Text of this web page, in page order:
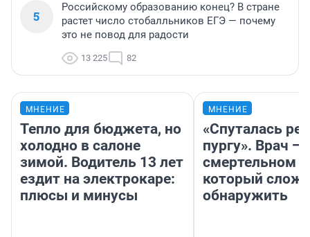
5
Российскому образованию конец? В стране
растет число стобалльников ЕГЭ — почему
это не повод для радости
13 225 82
МНЕНИЕ
Тепло для бюджета, но
холодно в салоне
зимой. Водитель 13 лет
ездит на электрокаре:
плюсы и минусы
МНЕНИЕ
«Спуталась
пургу». Врач —
смертельном
который
обнаружить